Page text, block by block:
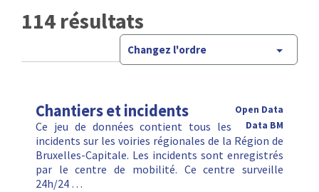
114 résultats
Changez l'ordre
Chantiers et incidents
Open Data
Data BM
Ce jeu de données contient tous les
incidents sur les voiries régionales de la Région de
Bruxelles-Capitale. Les incidents sont enregistrés
par le centre de mobilité. Ce centre surveille
24h/24 …